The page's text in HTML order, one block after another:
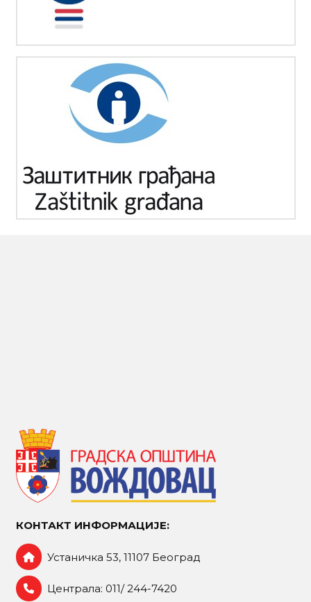
КОНТАКТ ИНФОРМАЦИЈЕ:
Устаничка 53, 11107 Београд
Централа: 011/ 244-7420